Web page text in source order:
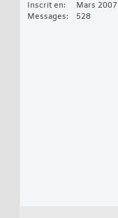
Inscrit en
Mars 2007
Messages
528